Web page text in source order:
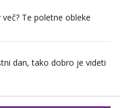
Te poletne obleke
dan, tako dobro je videti